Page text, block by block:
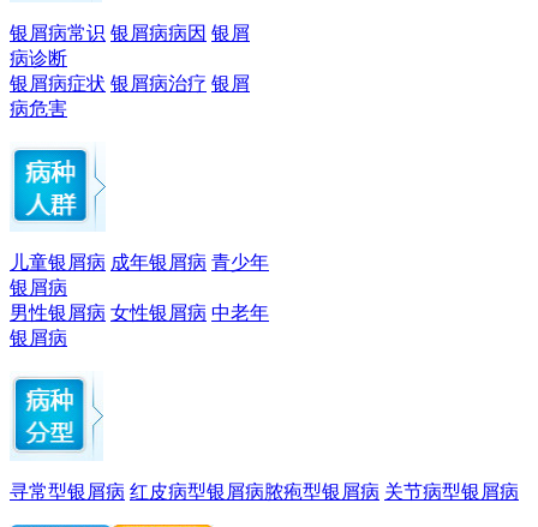
银屑病常识 银屑病病因 银屑
病诊断
银屑病症状 银屑病治疗 银屑
病危害
儿童银屑病 成年银屑病 青少年
银屑病
男性银屑病 女性银屑病 中老年
银屑病
寻常型银屑病 红皮病型银屑病脓疱型银屑病 关节病型银屑病